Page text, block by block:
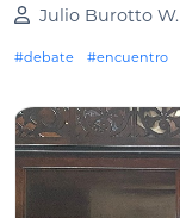
Julio Burotto W.
#debate #encuentro